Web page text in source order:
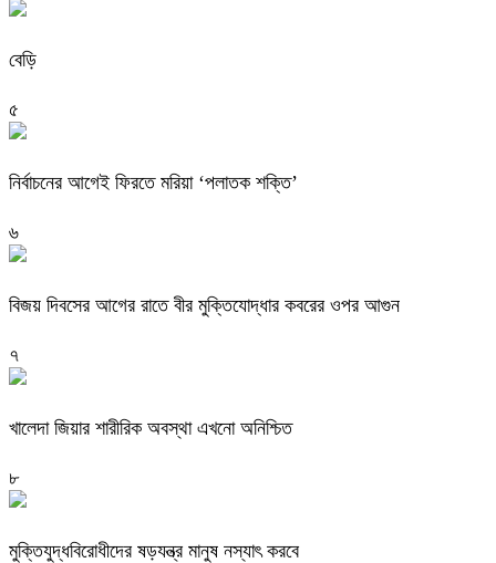
বেড়ি
৫
নির্বাচনের আগেই ফিরতে মরিয়া ‘পলাতক শক্তি’
৬
বিজয় দিবসের আগের রাতে বীর মুক্তিযোদ্ধার কবরের ওপর আগুন
৭
খালেদা জিয়ার শারীরিক অবস্থা এখনো অনিশ্চিত
৮
মুক্তিযুদ্ধবিরোধীদের ষড়যন্ত্র মানুষ নস্যাৎ করবে